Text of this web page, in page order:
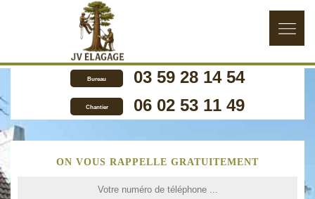
Bureau 03 59 28 14 54
Chantier 06 02 53 11 49
ON VOUS RAPPELLE GRATUITEMENT